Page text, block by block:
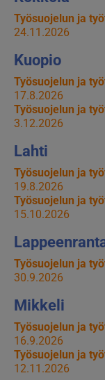
Työsuojelun ja
24.11.2026
Kuopio
Työsuojelun ja
17.8.2026
Työsuojelun ja
3.12.2026
Lahti
Työsuojelun ja
19.8.2026
Työsuojelun ja
15.10.2026
Työsuojelun ja
30.9.2026
Mikkeli
Työsuojelun ja
16.9.2026
Työsuojelun ja
12.11.2026